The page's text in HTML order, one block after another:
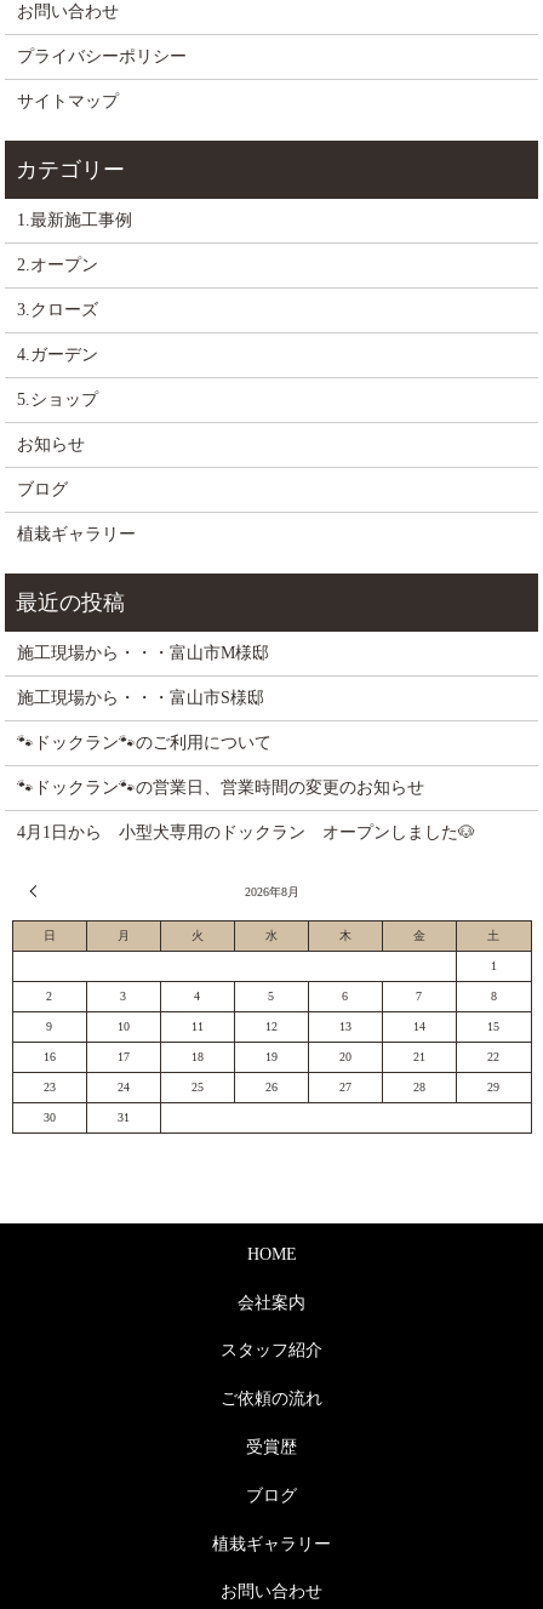
お問い合わせ
プライバシーポリシー
サイトマップ
1.最新施工事例
2.オープン
3.クローズ
4.ガーデン
5.ショップ
お知らせ
ブログ
植栽ギャラリー
施工現場から・・・富山市M様邸
施工現場から・・・富山市S様邸
🐾ドックラン🐾のご利用について
🐾ドックラン🐾の営業日、営業時間の変更のお知らせ
4月1日から 小型犬専用のドックラン オープンしました🐶
2026年8月
日 月 火 水 木 金 土
1
2 3 4 5 6 7 8
9 10 11 12 13 14 15
16 17 18 19 20 21 22
23 24 25 26 27 28 29
30 31
HOME
会社案内
スタッフ紹介
ご依頼の流れ
受賞歴
ブログ
植栽ギャラリー
お問い合わせ